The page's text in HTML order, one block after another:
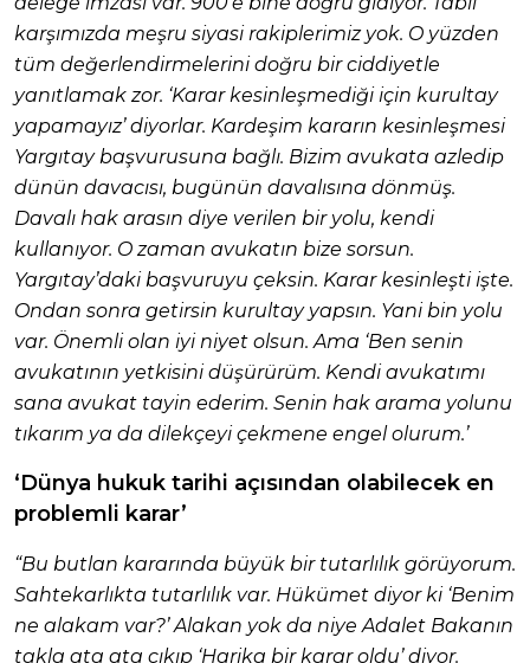
karşımızda meşru siyasi rakiplerimiz yok. O yüzden
tüm değerlendirmelerini doğru bir ciddiyetle
yanıtlamak zor. ‘Karar kesinleşmediği için kurultay
yapamayız’ diyorlar. Kardeşim kararın kesinleşmesi
Yargıtay başvurusuna bağlı. Bizim avukata azledip
dünün davacısı, bugünün davalısına dönmüş.
Davalı hak arasın diye verilen bir yolu, kendi
kullanıyor. O zaman avukatın bize sorsun.
Yargıtay’daki başvuruyu çeksin. Karar kesinleşti işte.
Ondan sonra getirsin kurultay yapsın. Yani bin yolu
var. Önemli olan iyi niyet olsun. Ama ‘Ben senin
avukatının yetkisini düşürürüm. Kendi avukatımı
sana avukat tayin ederim. Senin hak arama yolunu
tıkarım ya da dilekçeyi çekmene engel olurum.’
‘Dünya hukuk tarihi açısından olabilecek en
problemli karar’
“Bu butlan kararında büyük bir tutarlılık görüyorum.
Sahtekarlıkta tutarlılık var. Hükümet diyor ki ‘Benim
ne alakam var?’ Alakan yok da niye Adalet Bakanın
takla ata ata çıkıp ‘Harika bir karar oldu’ diyor.